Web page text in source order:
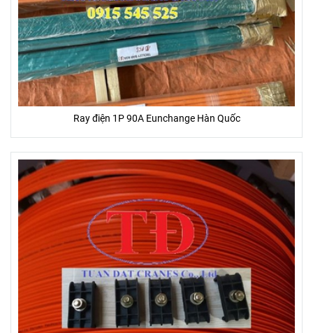
Ray điện 1P 90A Eunchange Hàn Quốc